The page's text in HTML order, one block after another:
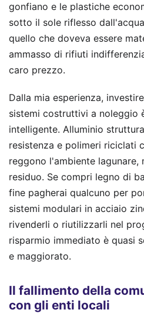
gonfiano e le plastiche
sotto il sole riflesso
quello che doveva essere
ammasso di rifiuti
caro prezzo.
Dalla mia esperienza,
sistemi costruttivi a noleggio
intelligente. Alluminio
resistenza e polimeri riciclati
reggono l'ambiente lagunare,
residuo. Se compri legno di
fine pagherai qualcuno per
sistemi modulari in acciaio
rivenderli o riutilizzarli nel
risparmio immediato è quasi
e maggiorato.
Il fallimento della
con gli enti locali